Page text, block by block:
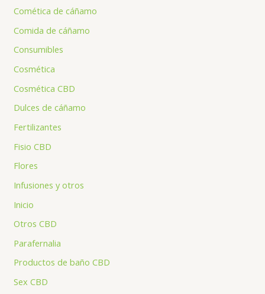
Comética de cáñamo
Comida de cáñamo
Consumibles
Cosmética
Cosmética CBD
Dulces de cáñamo
Fertilizantes
Fisio CBD
Flores
Infusiones y otros
Inicio
Otros CBD
Parafernalia
Productos de baño CBD
Sex CBD